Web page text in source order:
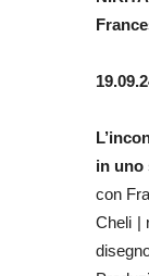
in uno
con
Cheli |